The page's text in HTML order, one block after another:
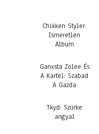
Chikken Styler:
Ismeretlen
Album
Ganxsta Zolee És
A Kartel: Szabad
A Gazda
Tkyd: Szürke
angyal